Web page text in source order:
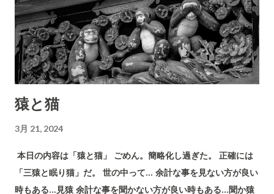
猿と猫
3月 21, 2024
本日の内容は「猿と猫」 ごめん。簡略化し過ぎた。 正確には
「三猿と眠り猫」だ。 世の中って… 余計な事を見ない方が良い
時もある…見猿 余計な事を聞かない方が良い時もある…聞か猿